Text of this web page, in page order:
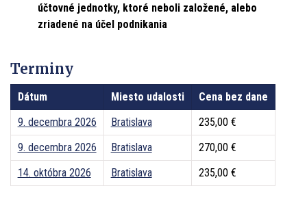
účtovné jednotky, ktoré neboli založené, alebo
zriadené na účel podnikania
Terminy
Dátum Miesto udalosti
Cena bez dane
9. decembra 2026
Bratislava
235,00 €
9. decembra 2026
Bratislava
270,00 €
14. októbra 2026
Bratislava 235,00 €